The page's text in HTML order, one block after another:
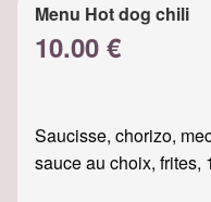
Menu Hot dog chili
10.00 €
Saucisse, chorizo,
sauce au choix, frites,